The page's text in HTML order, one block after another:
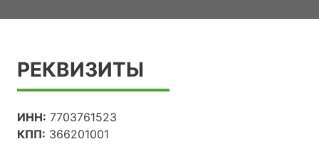
РЕКВИЗИТЫ
ИНН: 7703761523
КПП: 366201001